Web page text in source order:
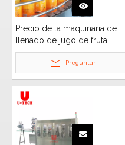
Precio de la maquinaria de
llenado de jugo de fruta
4000BPH
Preguntar